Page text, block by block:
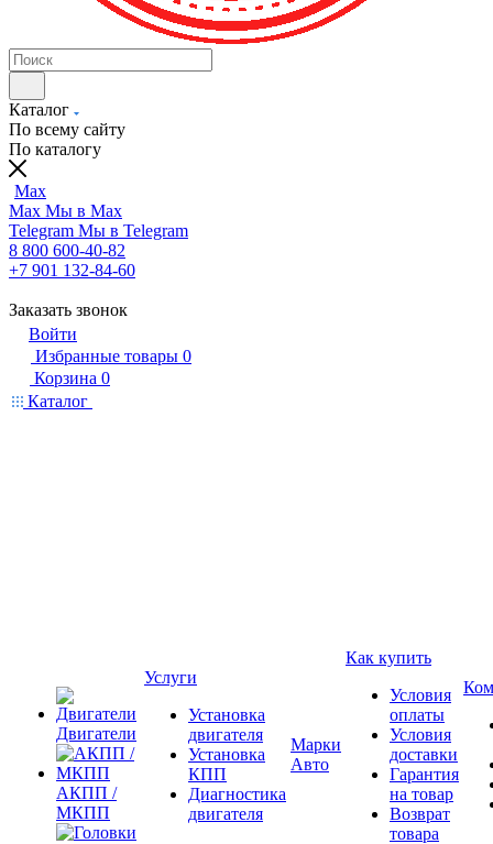
Каталог
По всему сайту
По каталогу
Max
Max Мы в Max
Telegram Мы в Telegram
8 800 600-40-82
+7 901 132-84-60
Заказать звонок
Войти
Избранные товары 0
Корзина 0
Каталог
Двигатели
АКПП /
МКПП
Услуги
Установка
двигателя
Установка
КПП
Диагностика
двигателя
Марки
Авто
Как купить
Условия
оплаты
Условия
доставки
Гарантия
на товар
Возврат
товара